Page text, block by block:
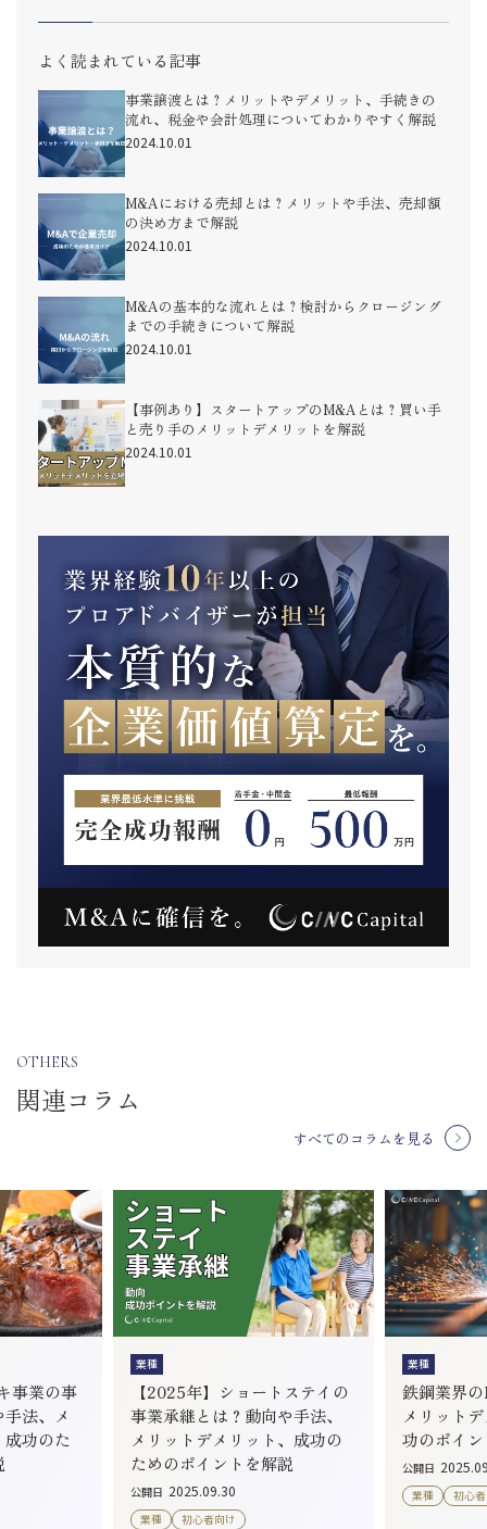
よく読まれている記事
事業譲渡とは？メリットやデメリット、手続きの
流れ、税金や会計処理についてわかりやすく解説
2024.10.01
M&Aにおける売却とは？メリットや手法、売却額
の決め方まで解説
2024.10.01
M&Aの基本的な流れとは？検討からクロージング
までの手続きについて解説
2024.10.01
【事例あり】スタートアップのM&Aとは？買い手
と売り手のメリットデメリットを解説
2024.10.01
OTHERS
関連コラム
すべてのコラムを見る
事業の事
法、メ
功のた
業種
【2025年】ショートステイの
事業承継とは？動向や手法、
メリットデメリット、成功の
ためのポイントを解説
公開日 2025.09.30
業種 初心者向け
業種
鉄鋼業界
メリット
功のポイ
公開日
業種 初心